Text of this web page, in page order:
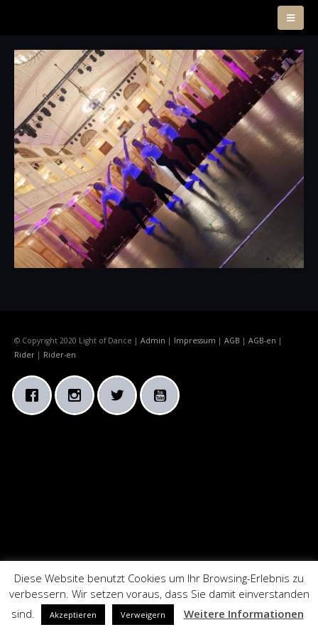
© Copyright 2020 Light of Dance | Admin | Impressum | AGB | AGB-en |
Rider | Rider-en
Diese Website benutzt Cookies um Ihr Browsing-Erlebnis zu
verbessern. Wir setzen voraus, dass Sie damit einverstanden
sind.
Akzeptieren Verweigern Weitere Informationen